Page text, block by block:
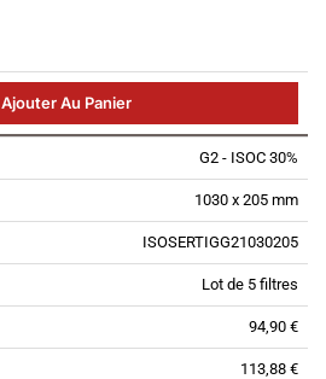
Ajouter Au Panier
G2 - ISOC 30%
1030 x 205 mm
ISOSERTIGG21030205
Lot de 5 filtres
94,90 €
113,88 €